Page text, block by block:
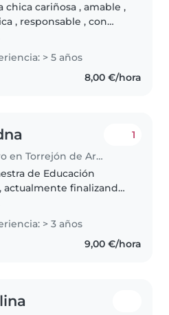
chica cariñosa , amable ,
, responsable , con
y con muchas ganas de
Tengo experiencia con
he estado cuidando..
> 5 años
8,00 €/hora
Canguro en Torrejón de Ardoz
1
de Educación
actualmente finalizando
experiencia trabajando en
actividades
y lúdicas con niños,..
> 3 años
9,00 €/hora